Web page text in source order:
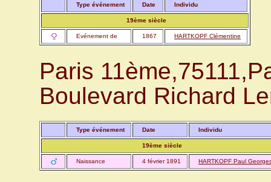
Type événement Date Individu
19ème siècle
Evénement de 1867 HARTKOPF Clémentine
Paris
Boulevard Richard
Type événement Date Individu
19ème siècle
Naissance 4 février 1891 HARTKOPF Paul